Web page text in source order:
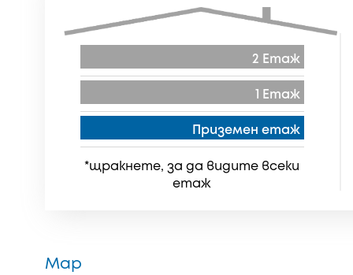
2 Етаж
1 Етаж
Приземен етаж
*щракнете, за да видите всеки
етаж
Map